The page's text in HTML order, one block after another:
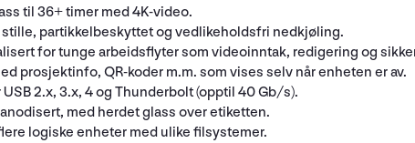
til 36+ timer med 4K-video.
partikkelbeskyttet og vedlikeholdsfri nedkjøling.
for tunge arbeidsflyter som videoinntak, redigering og
prosjektinfo, QR-koder m.m. som vises selv når enheten er av.
2.x, 3.x, 4 og Thunderbolt (opptil 40 Gb/s).
med herdet glass over etiketten.
logiske enheter med ulike filsystemer.